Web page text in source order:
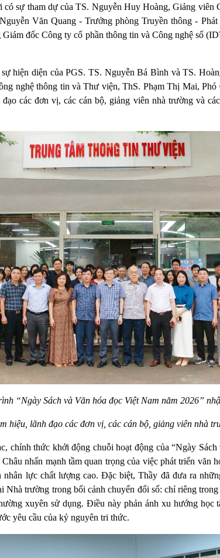
sự tham dự của TS. Nguyễn Huy Hoàng, Giảng viên
Văn Quang - Trưởng phòng Truyền thông -
đốc Công ty cổ phần thông tin và Công nghệ số
hiện diện của PGS. TS. Nguyễn Bá Bình và TS.
nghệ thông tin và Thư viện, ThS. Phạm Thị Mai,
các đơn vị, các cán bộ, giảng viên nhà trường và
“Ngày Sách và Văn hóa đọc Việt Nam năm 2026”
hiệu, lãnh đạo các đơn vị, các cán bộ, giảng viên nhà
chính thức khởi động chuỗi hoạt động của “Ngày
nhấn mạnh tầm quan trọng của việc phát triển văn
lực chất lượng cao. Đặc biệt, Thầy đã đưa ra
Nhà trường trong bối cảnh chuyển đổi số: chỉ riêng
xuyên sử dụng. Điều này phản ánh xu hướng học
yêu cầu của kỷ nguyên tri thức.